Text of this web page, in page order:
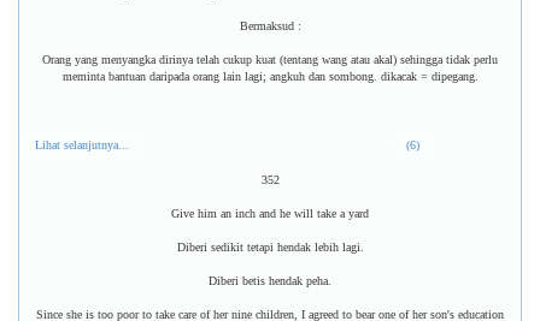
Bermaksud :
Orang yang menyangka dirinya telah cukup kuat (tentang wang atau akal) sehingga tidak perlu
meminta bantuan daripada orang lain lagi; angkuh dan sombong. dikacak = dipegang.
Lihat selanjutnya... (6)
352
Give him an inch and he will take a yard
Diberi sedikit tetapi hendak lebih lagi.
Diberi betis hendak peha.
Since she is too poor to take care of her nine children, I agreed to bear one of her son's education